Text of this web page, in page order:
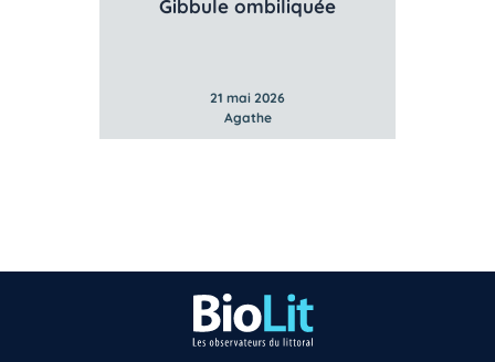
Littorine fabalis/ obstuse
21 mai 2026
Agathe